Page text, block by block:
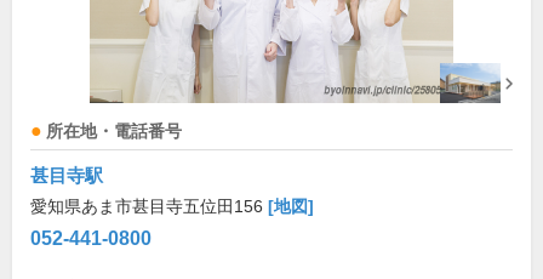
所在地・電話番号
甚目寺駅
愛知県あま市甚目寺五位田156 [地図]
052-441-0800